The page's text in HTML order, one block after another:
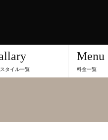
タイル一覧
Menu
料金一覧